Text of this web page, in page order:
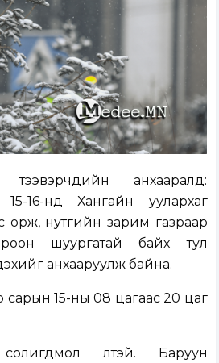
анхааралд:
16-нд Хангайн уулархаг
орж, нутгийн зарим газраар
шуургатай байх тул
анхааруулж байна.
сарын 15-ны 08 цагаас 20 цаг
үүлтэй. Баруун